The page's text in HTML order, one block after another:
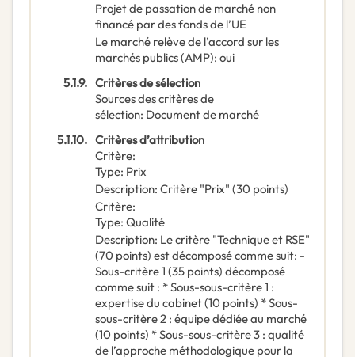
Projet de passation de marché non
financé par des fonds de l’UE
Le marché relève de l’accord sur les
marchés publics (AMP): oui
5.1.9. Critères de sélection
Sources des critères de
sélection: Document de marché
5.1.10. Critères d’attribution
Critère:
Type: Prix
Description: Critère "Prix" (30 points)
Critère:
Type: Qualité
Description: Le critère "Technique et RSE"
(70 points) est décomposé comme suit: -
Sous-critère 1 (35 points) décomposé
comme suit : * Sous-sous-critère 1 :
expertise du cabinet (10 points) * Sous-
sous-critère 2 : équipe dédiée au marché
(10 points) * Sous-sous-critère 3 : qualité
de l’approche méthodologique pour la